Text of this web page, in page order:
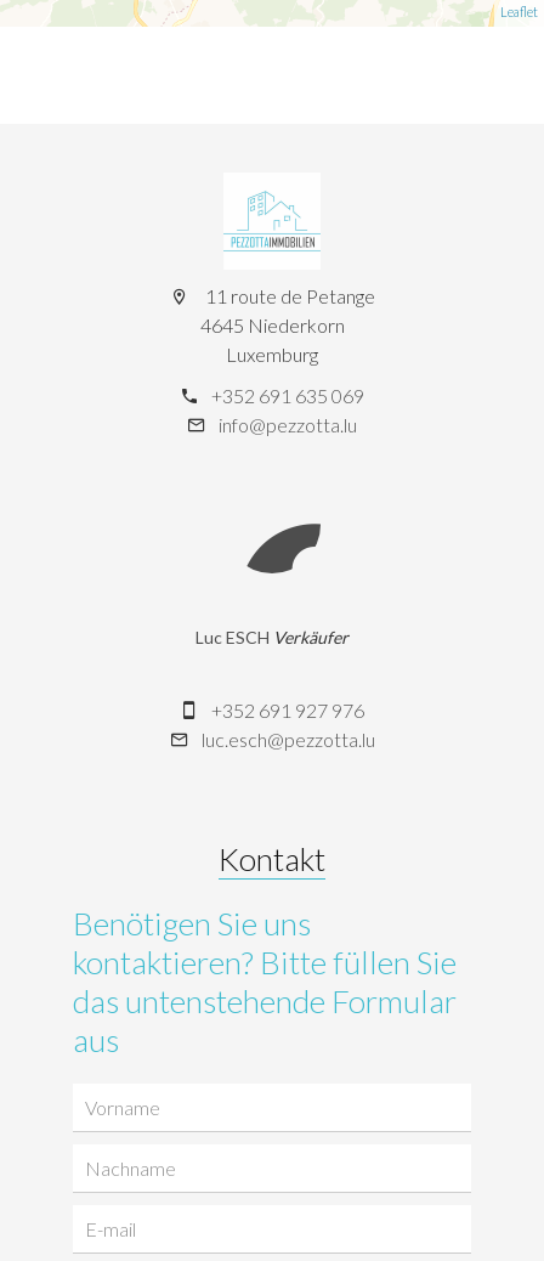
Leaflet
11 route de Petange
4645 Niederkorn
Luxemburg
+352 691 635 069
info@pezzotta.lu
Luc ESCH Verkäufer
+352 691 927 976
luc.esch@pezzotta.lu
Benötigen Sie uns
kontaktieren? Bitte füllen Sie
das untenstehende Formular
aus
Kontakt